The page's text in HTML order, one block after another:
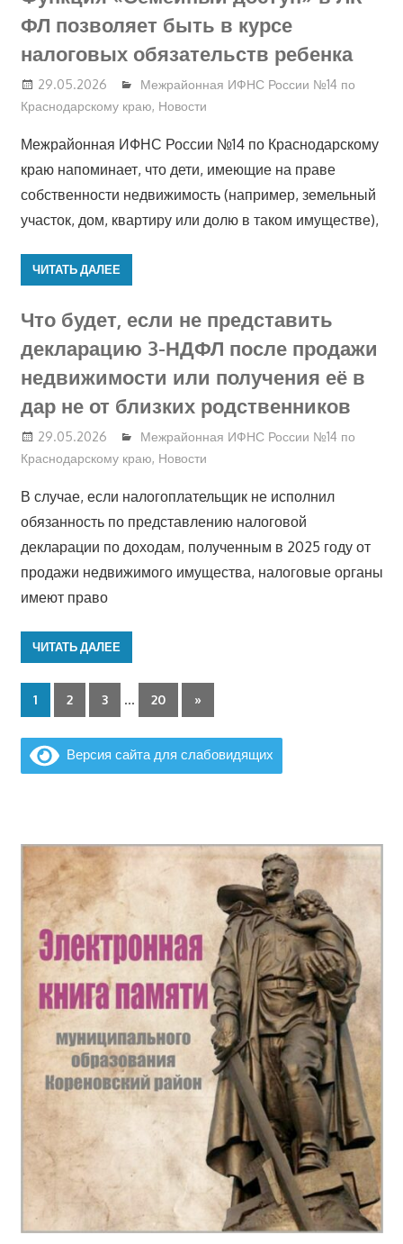
ФЛ позволяет быть в курсе
налоговых обязательств ребенка
29.05.2026
Межрайонная ИФНС России №14 по
Краснодарскому краю, Новости
Межрайонная ИФНС России №14 по Краснодарскому
краю напоминает, что дети, имеющие на праве
собственности недвижимость (например, земельный
участок, дом, квартиру или долю в таком имуществе),
ЧИТАТЬ ДАЛЕЕ
Что будет, если не представить
декларацию 3-НДФЛ после продажи
недвижимости или получения её в
дар не от близких родственников
29.05.2026
Межрайонная ИФНС России №14 по
Краснодарскому краю, Новости
В случае, если налогоплательщик не исполнил
обязанность по представлению налоговой
декларации по доходам, полученным в 2025 году от
продажи недвижимого имущества, налоговые органы
имеют право
ЧИТАТЬ ДАЛЕЕ
1 2 3 … 20
Следующие
записи
»
Версия сайта для слабовидящих